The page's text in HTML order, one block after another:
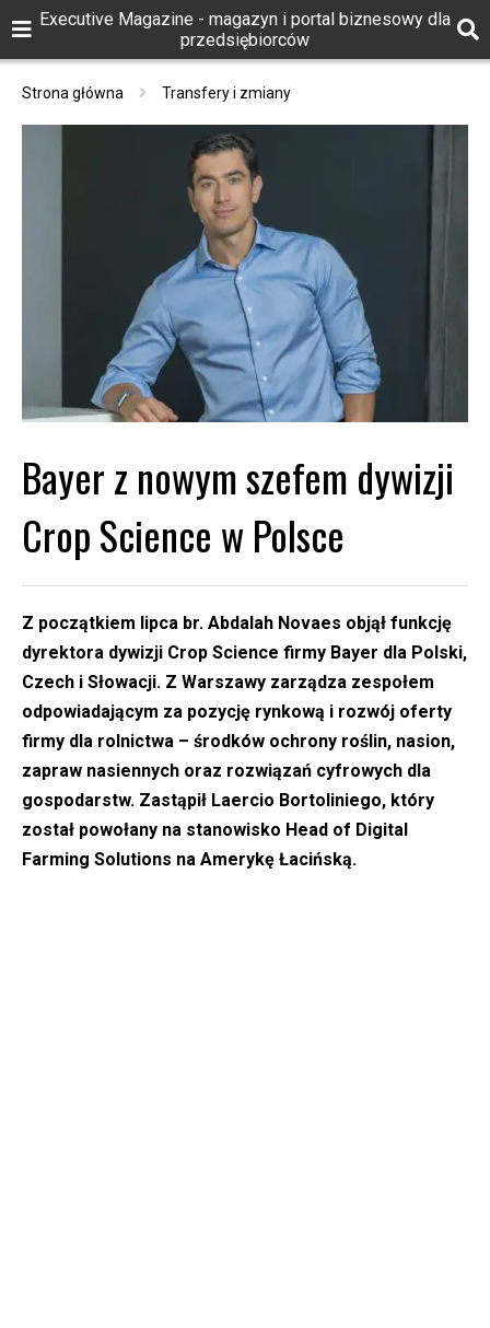
Executive Magazine - magazyn i portal biznesowy dla
przedsiębiorców
Strona główna Transfery i zmiany
Bayer z nowym szefem dywizji
Crop Science w Polsce
Z początkiem lipca br. Abdalah Novaes objął funkcję
dyrektora dywizji Crop Science firmy Bayer dla Polski,
Czech i Słowacji. Z Warszawy zarządza zespołem
odpowiadającym za pozycję rynkową i rozwój oferty
firmy dla rolnictwa – środków ochrony roślin, nasion,
zapraw nasiennych oraz rozwiązań cyfrowych dla
gospodarstw. Zastąpił Laercio Bortoliniego, który
został powołany na stanowisko Head of Digital
Farming Solutions na Amerykę Łacińską.